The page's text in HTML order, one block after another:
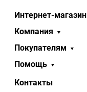
Интернет-магазин
Компания
Покупателям
Помощь
Контакты